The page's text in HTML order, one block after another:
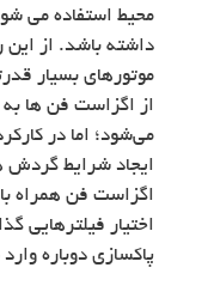
محیط استفاده می
داشته باشد. از این
موتورهای بسیار
از اگزاست فن ها
می‌شود؛ اما در
ایجاد شرایط گردش
اگزاست فن همراه
اختیار فیلترهایی
پاکسازی دوباره